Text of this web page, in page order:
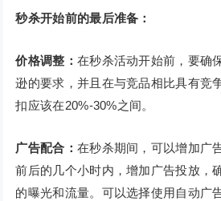
秒杀开始前的最后准备：
价格调整： 在秒杀活动开始前，要确
逊的要求，并且在与竞品相比具有竞
扣应该在20%-30%之间。
广告配合： 在秒杀期间，可以增加广
前后的几个小时内，增加广告投放，
的曝光和流量。可以选择使用自动广